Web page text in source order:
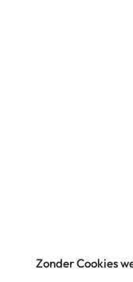
Zonder Cookies